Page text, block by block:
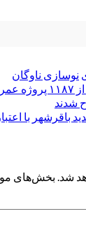
نوسازی ناوگان
در هفته دولت بیش
شدند
با اعتبار ۳۰۰ میلیاردی
شد. بخش‌های